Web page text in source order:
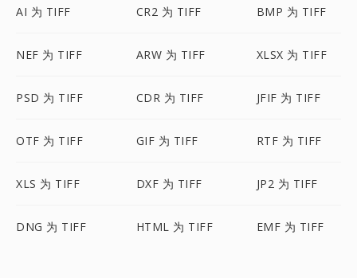
AI 为 TIFF CR2 为 TIFF BMP 为 TIFF
NEF 为 TIFF ARW 为 TIFF XLSX 为 TIFF
PSD 为 TIFF CDR 为 TIFF JFIF 为 TIFF
OTF 为 TIFF GIF 为 TIFF RTF 为 TIFF
XLS 为 TIFF DXF 为 TIFF JP2 为 TIFF
DNG 为 TIFF HTML 为 TIFF EMF 为 TIFF